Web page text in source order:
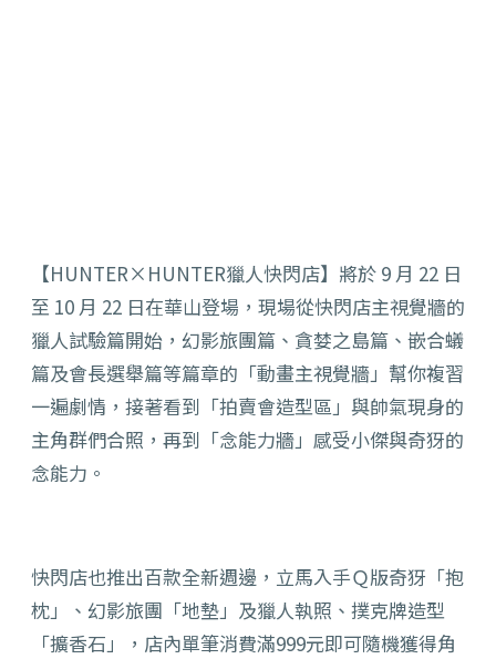
【HUNTER×HUNTER獵人快閃店】將於 9 月 22 日
至 10 月 22 日在華山登場，現場從快閃店主視覺牆的
獵人試驗篇開始，幻影旅團篇、貪婪之島篇、嵌合蟻
篇及會長選舉篇等篇章的「動畫主視覺牆」幫你複習
一遍劇情，接著看到「拍賣會造型區」與帥氣現身的
主角群們合照，再到「念能力牆」感受小傑與奇犽的
念能力。
快閃店也推出百款全新週邊，立馬入手Ｑ版奇犽「抱
枕」、幻影旅團「地墊」及獵人執照、撲克牌造型
「擴香石」，店內單筆消費滿999元即可隨機獲得角